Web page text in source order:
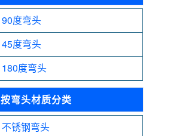
90度弯头
45度弯头
180度弯头
按弯头材质分类
不锈钢弯头